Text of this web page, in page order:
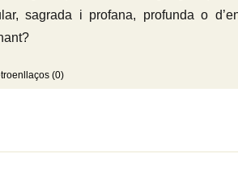
sagrada i profana, profunda o
(0)